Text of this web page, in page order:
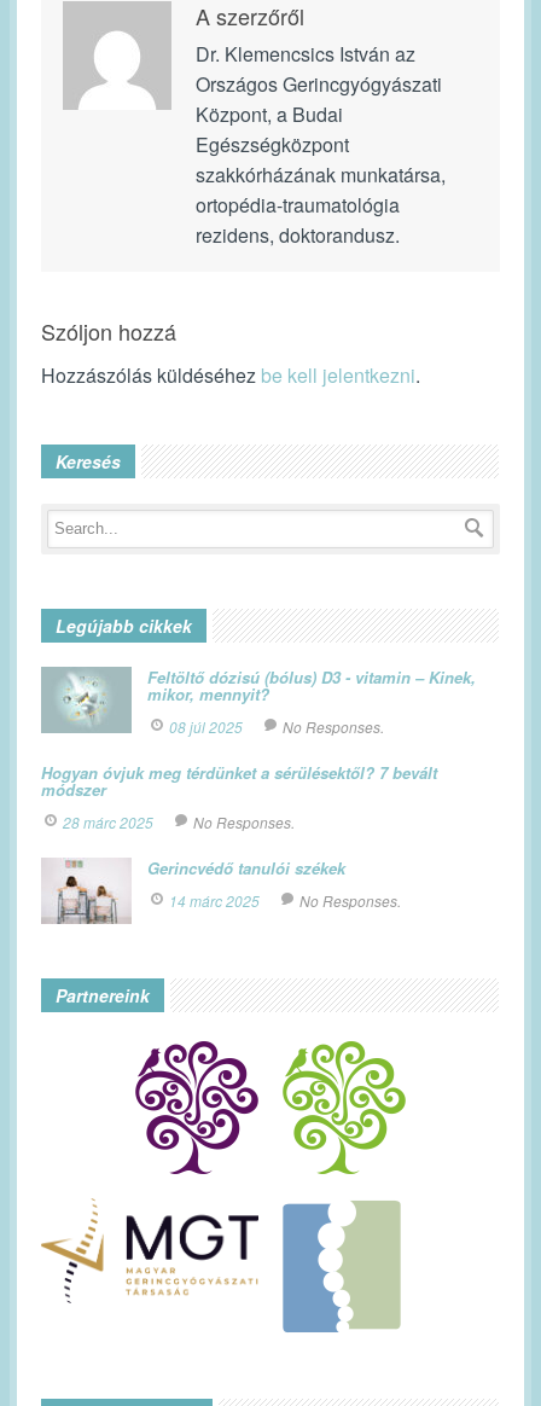
A szerzőről
Dr. Klemencsics István az
Országos Gerincgyógyászati
Központ, a Budai
Egészségközpont
szakkórházának munkatársa,
ortopédia-traumatológia
rezidens, doktorandusz.
Szóljon hozzá
Hozzászólás küldéséhez be kell jelentkezni.
Keresés
Legújabb cikkek
Feltöltő dózisú (bólus) D3 - vitamin – Kinek,
mikor, mennyit?
08 júl 2025 No Responses.
Hogyan óvjuk meg térdünket a sérülésektől? 7 bevált
módszer
28 márc 2025 No Responses.
Gerincvédő tanulói székek
14 márc 2025 No Responses.
Partnereink